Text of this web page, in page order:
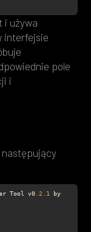
i używa
interfejsie
pole
i
Tool v0.2.1 by